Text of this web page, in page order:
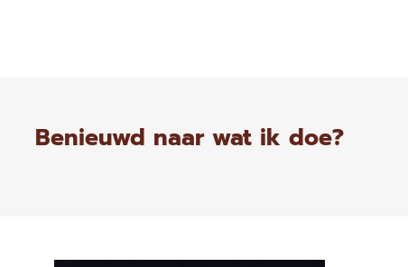
Benieuwd naar wat ik doe?